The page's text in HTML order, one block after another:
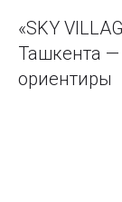
«SKY
Ташкента
ориентиры